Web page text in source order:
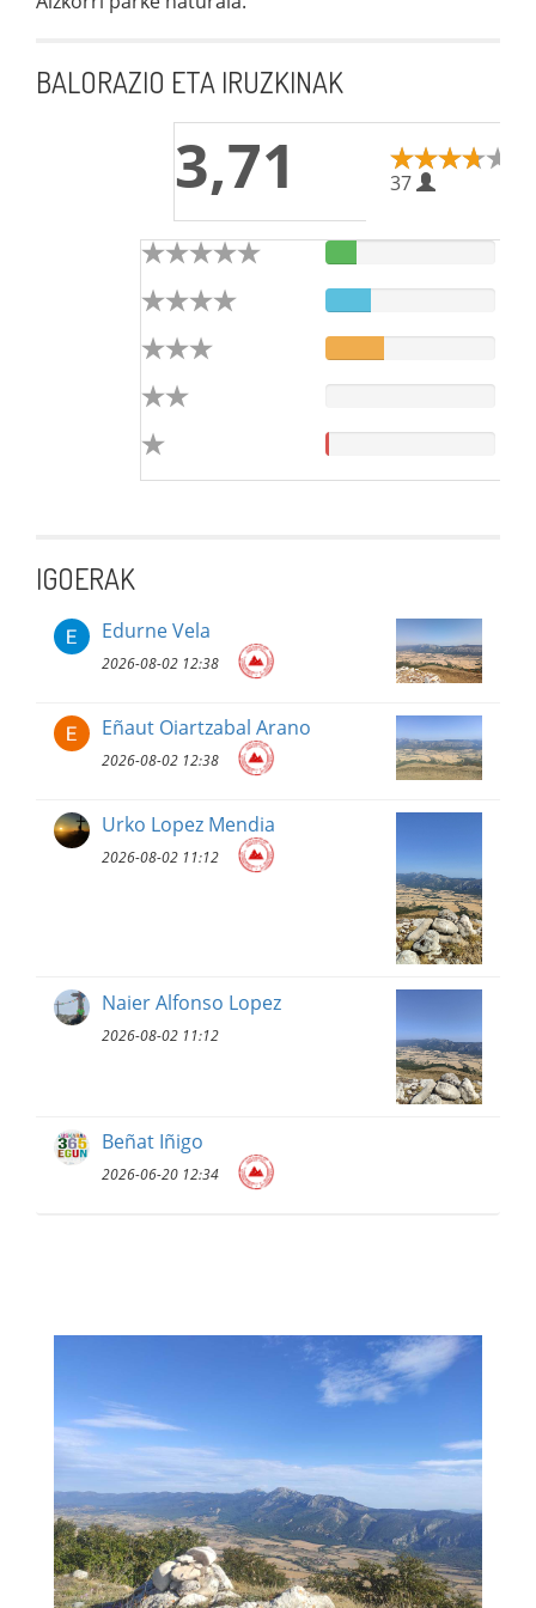
BALORAZIO ETA IRUZKINAK
3,71 37
IGOERAK
Edurne Vela
2026-08-02 12:38
Eñaut Oiartzabal Arano
2026-08-02 12:38
Urko Lopez Mendia
2026-08-02 11:12
Naier Alfonso Lopez
2026-08-02 11:12
Beñat Iñigo
2026-06-20 12:34